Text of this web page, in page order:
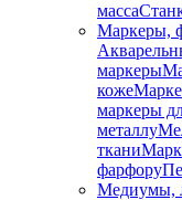
масса
Маркеры,
маркеры
коже
маркеры
металлу
ткани
фарфору
Медиумы,